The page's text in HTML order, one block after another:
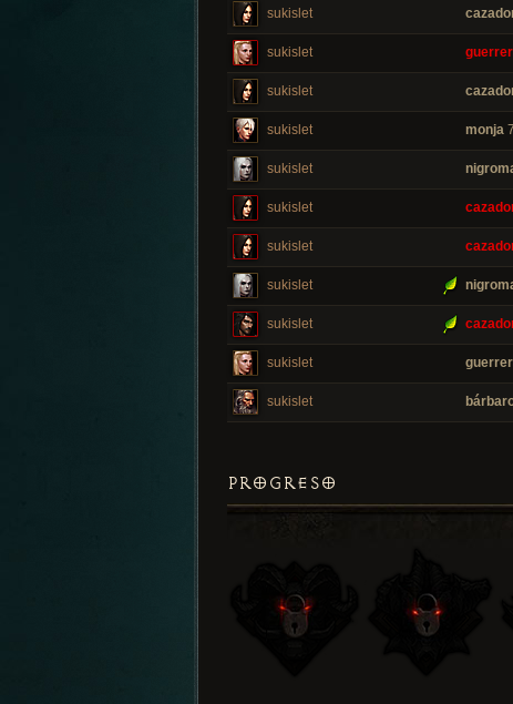
sukislet
sukislet
sukislet
sukislet monja
sukislet
sukislet
sukislet
sukislet
sukislet
sukislet
sukislet
PROGRESO